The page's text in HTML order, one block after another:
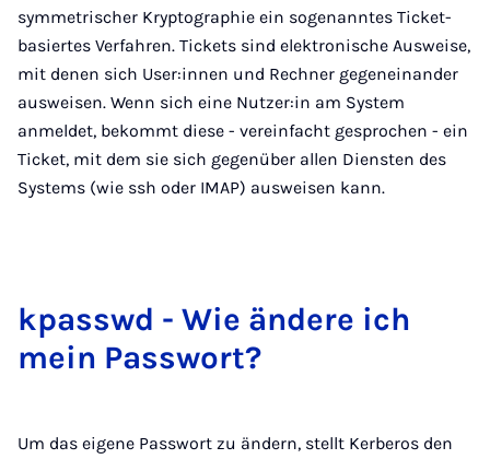
symmetrischer Kryptographie ein sogenanntes Ticket-
basiertes Verfahren. Tickets sind elektronische Ausweise,
mit denen sich User:innen und Rechner gegeneinander
ausweisen. Wenn sich eine Nutzer:in am System
anmeldet, bekommt diese - vereinfacht gesprochen - ein
Ticket, mit dem sie sich gegenüber allen Diensten des
Systems (wie ssh oder IMAP) ausweisen kann.
kpass­wd - Wie än­de­re ich
mein Pass­wort?
Um das eigene Passwort zu ändern, stellt Kerberos den